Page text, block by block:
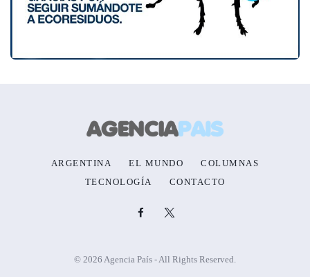
ARGENTINA EL MUNDO
COLUMNAS
TECNOLOGÍA
CONTACTO
© 2026 Agencia País - All Rights Reserved.